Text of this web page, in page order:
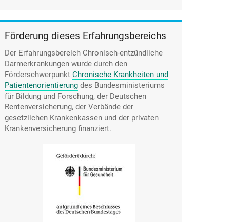
Förderung dieses Erfahrungsbereichs
Der Erfahrungsbereich Chronisch-entzündliche
Darmerkrankungen wurde durch den
Förderschwerpunkt Chronische Krankheiten und
Patientenorientierung des Bundesministeriums
für Bildung und Forschung, der Deutschen
Rentenversicherung, der Verbände der
gesetzlichen Krankenkassen und der privaten
Krankenversicherung finanziert.